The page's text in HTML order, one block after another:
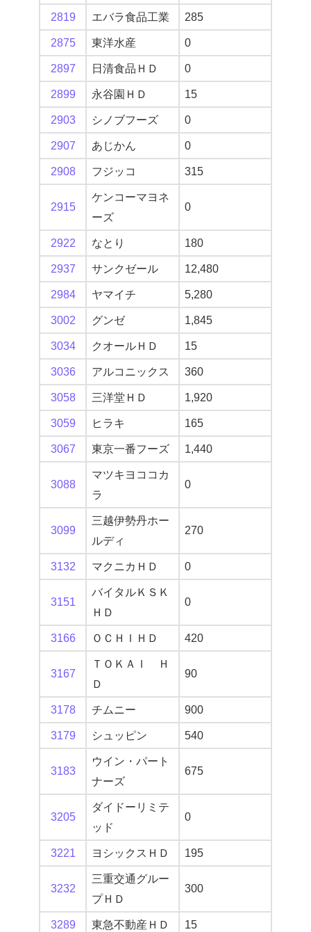
2819 エバラ食品工業 285
2875 東洋水産 0
2897 日清食品ＨＤ 0
2899 永谷園ＨＤ 15
2903 シノブフーズ 0
2907 あじかん 0
2908 フジッコ 315
2915
ケンコーマヨネ
ーズ
0
2922 なとり 180
2937 サンクゼール 12,480
2984 ヤマイチ 5,280
3002 グンゼ 1,845
3034 クオールＨＤ 15
3036 アルコニックス 360
3058 三洋堂ＨＤ 1,920
3059 ヒラキ 165
3067 東京一番フーズ 1,440
3088
マツキヨココカ
ラ
0
3099
三越伊勢丹ホー
ルディ
270
3132 マクニカＨＤ 0
3151
バイタルＫＳＫ
ＨＤ
0
3166 ＯＣＨＩＨＤ 420
3167
ＴＯＫＡＩ Ｈ
Ｄ
90
3178 チムニー 900
3179 シュッピン 540
3183
ウイン・パート
ナーズ
675
3205
ダイドーリミテ
ッド
0
3221 ヨシックスＨＤ 195
3232
三重交通グルー
プＨＤ
300
3289 東急不動産ＨＤ 15